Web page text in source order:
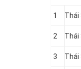
1 Thái
2 Thái
3 Thái